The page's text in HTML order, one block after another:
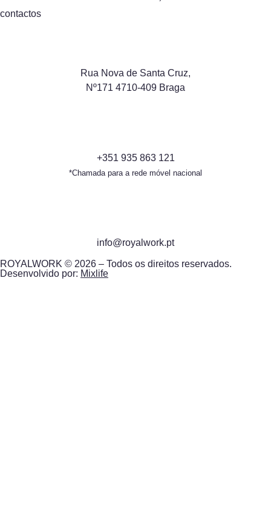
contactos
Rua Nova de Santa Cruz,
Nº171 4710-409 Braga
+351 935 863 121
*Chamada para a rede móvel nacional
info@royalwork.pt
ROYALWORK © 2026 – Todos os direitos reservados.
Desenvolvido por: Mixlife